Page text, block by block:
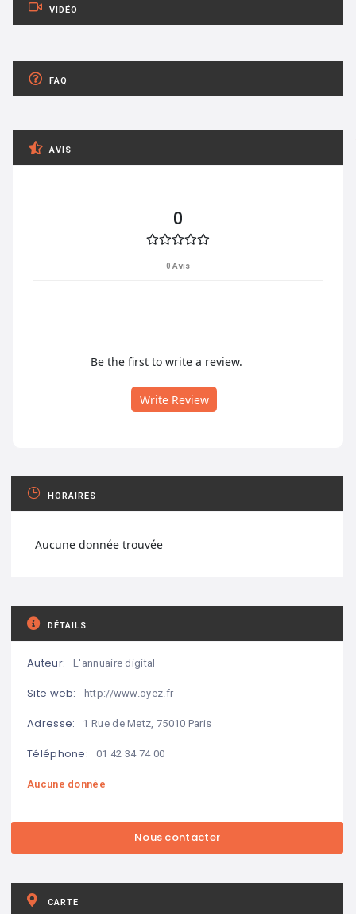
VIDÉO
FAQ
AVIS
0
0 Avis
Be the first to write a review.
Write Review
HORAIRES
Aucune donnée trouvée
DÉTAILS
Auteur: L'annuaire digital
Site web: http://www.oyez.fr
Adresse: 1 Rue de Metz, 75010 Paris
Téléphone: 01 42 34 74 00
Aucune donnée
CARTE